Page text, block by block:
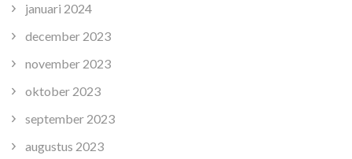
januari 2024
december 2023
november 2023
oktober 2023
september 2023
augustus 2023